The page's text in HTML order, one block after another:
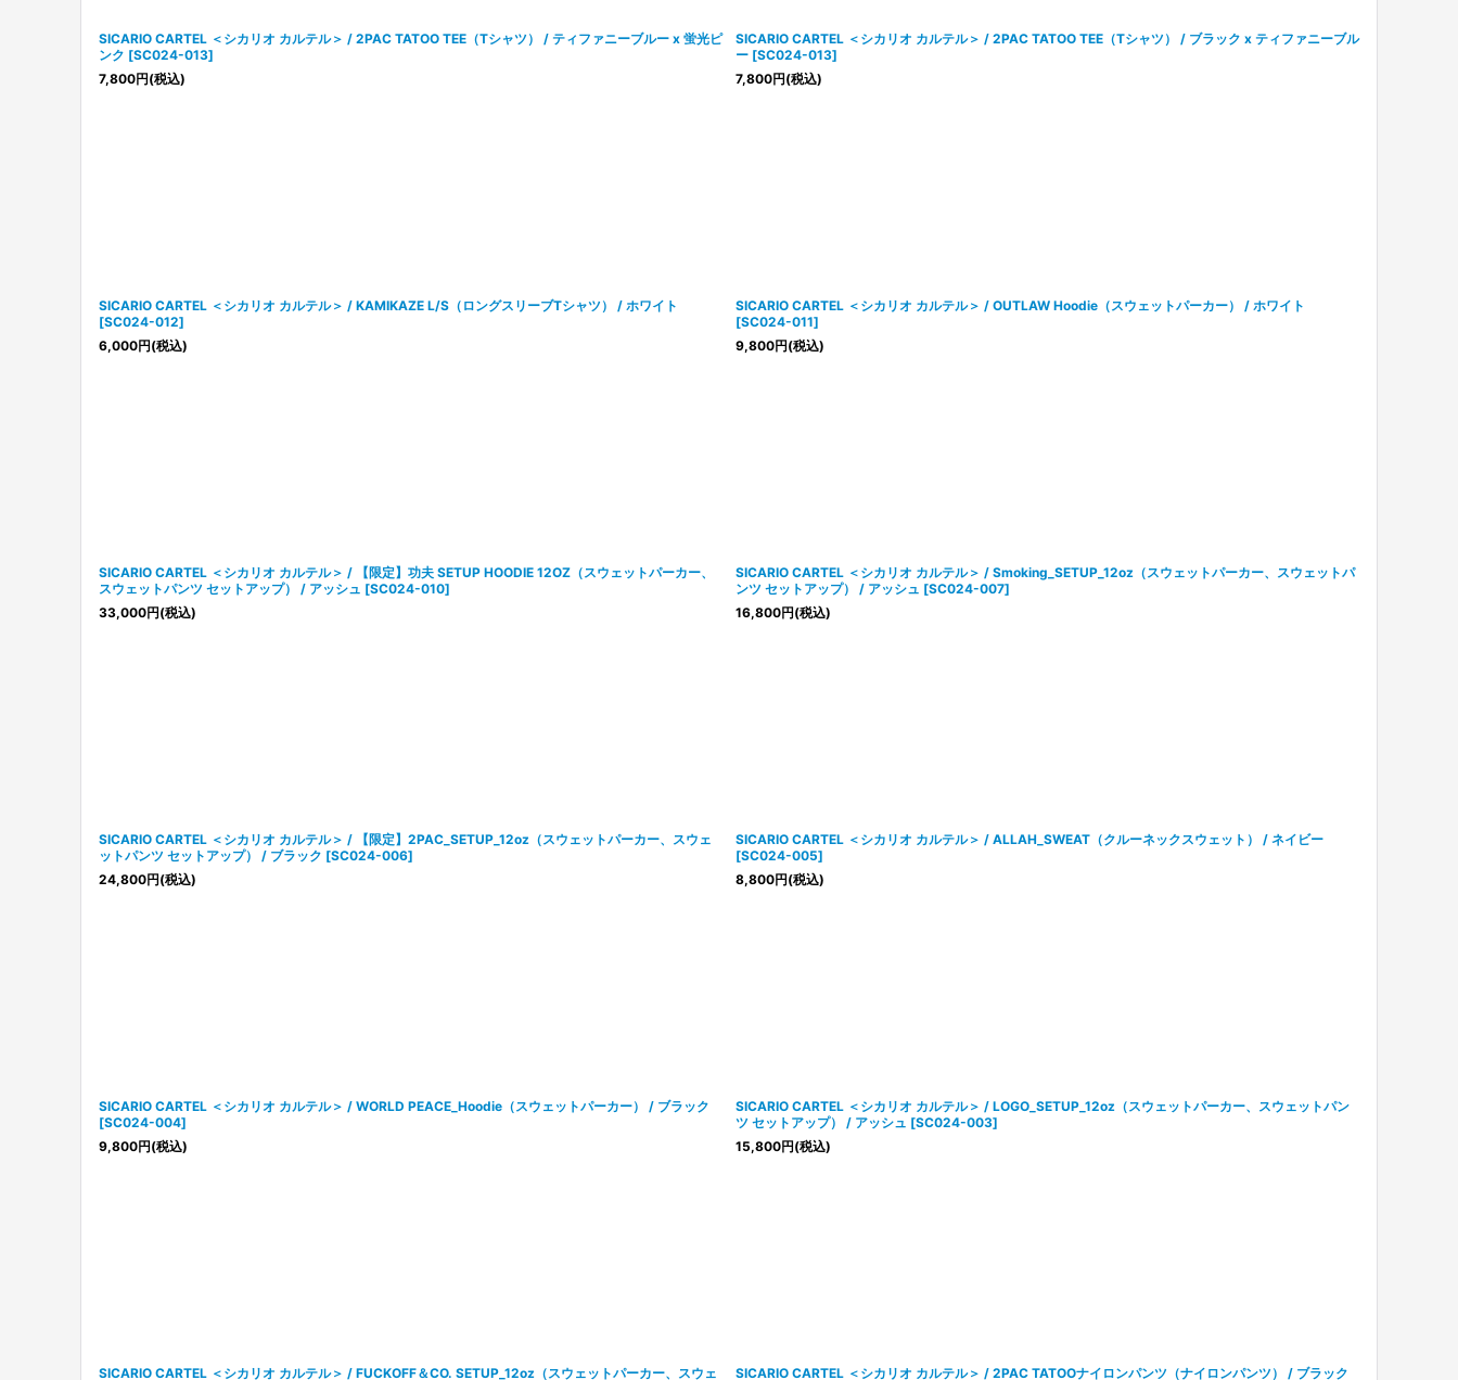
SICARIO CARTEL ＜シカリオ カルテル＞ / 2PAC TATOO TEE（Tシャツ） / ティファニーブルー x 蛍光ピ
ンク [SC024-013]
7,800円(税込)
SICARIO CARTEL ＜シカリオ カルテル＞ / 2PAC TATOO TEE（Tシャツ） / ブラック x ティファニーブル
ー [SC024-013]
7,800円(税込)
SICARIO CARTEL ＜シカリオ カルテル＞ / KAMIKAZE L/S（ロングスリーブTシャツ） / ホワイト
[SC024-012]
6,000円(税込)
SICARIO CARTEL ＜シカリオ カルテル＞ / OUTLAW Hoodie（スウェットパーカー） / ホワイト
[SC024-011]
9,800円(税込)
SICARIO CARTEL ＜シカリオ カルテル＞ / 【限定】功夫 SETUP HOODIE 12OZ（スウェットパーカー、
スウェットパンツ セットアップ） / アッシュ [SC024-010]
33,000円(税込)
SICARIO CARTEL ＜シカリオ カルテル＞ / Smoking_SETUP_12oz（スウェットパーカー、スウェットパ
ンツ セットアップ） / アッシュ [SC024-007]
16,800円(税込)
SICARIO CARTEL ＜シカリオ カルテル＞ / 【限定】2PAC_SETUP_12oz（スウェットパーカー、スウェ
ットパンツ セットアップ） / ブラック [SC024-006]
24,800円(税込)
SICARIO CARTEL ＜シカリオ カルテル＞ / ALLAH_SWEAT（クルーネックスウェット） / ネイビー
[SC024-005]
8,800円(税込)
SICARIO CARTEL ＜シカリオ カルテル＞ / WORLD PEACE_Hoodie（スウェットパーカー） / ブラック
[SC024-004]
9,800円(税込)
SICARIO CARTEL ＜シカリオ カルテル＞ / LOGO_SETUP_12oz（スウェットパーカー、スウェットパン
ツ セットアップ） / アッシュ [SC024-003]
15,800円(税込)
SICARIO CARTEL ＜シカリオ カルテル＞ / FUCKOFF＆CO. SETUP_12oz（スウェットパーカー、スウェ
SICARIO CARTEL ＜シカリオ カルテル＞ / 2PAC TATOOナイロンパンツ（ナイロンパンツ） / ブラック